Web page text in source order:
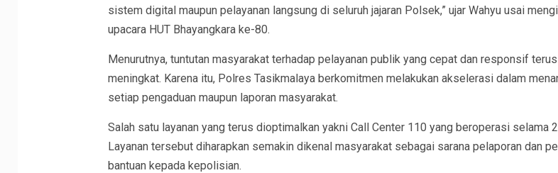
sistem digital maupun pelayanan langsung di seluruh jajaran Polsek,” ujar Wahyu usai
upacara HUT Bhayangkara ke-80.
Menurutnya, tuntutan masyarakat terhadap pelayanan publik yang cepat dan responsif terus
meningkat. Karena itu, Polres Tasikmalaya berkomitmen melakukan akselerasi dalam
setiap pengaduan maupun laporan masyarakat.
Salah satu layanan yang terus dioptimalkan yakni Call Center 110 yang beroperasi selama
Layanan tersebut diharapkan semakin dikenal masyarakat sebagai sarana pelaporan dan
bantuan kepada kepolisian.